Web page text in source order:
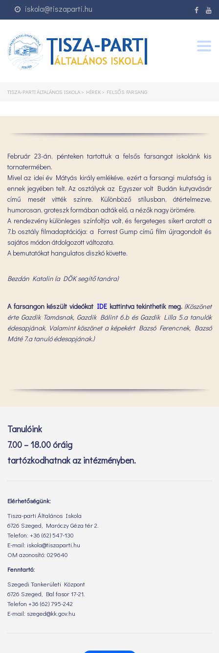
iskola@tiszaparti.hu
TISZA-PARTI ÁLTALÁNOS ISKOLA > HÍREK > FELSŐS FARSANG
Február 23-án, pénteken tartottuk a felsős farsangot iskolánk kis
tornatermében.
Mivel az idei év Mátyás király emlékéve, ezért a farsangi mulatság is
ennek jegyében telt. Az osztályok az Egyszer volt Budán kutyavásár
című mesét vitték színre. Különböző stílusban, átértelmezve,
humorosan, groteszk formában adták elő, a nézők nagy örömére.
A rendezvény különleges színfoltja volt, és fergeteges sikert aratott a
7.b osztály filmadaptációja: a Forrest Gump című film újragondolt és
sajátos módon átdolgozott változata.
A bemutatókat hangulatos diszkó követte.
Bezdán Katalin (a DÖK segítő tanára)
A farsangon készült videókat IDE kattintva tekinthetik meg. (Köszönet
érte Gazdik Tamásnak, Gazdik Bálint 6.b és Gazdik Lilla 5.a tanulók
édesapjának. Valamint köszönet a képekért Bazsó Ferencnek, Bazsó
Máté 7.a tanuló édesapjának.)
Tanulóink
7.00 – 18.00 óráig
tartózkodhatnak az intézményben.
Elérhetőségünk:
Tisza-parti Általános Iskola
6726 Szeged, Maróczy Géza tér 2.
Telefon: +36 (62) 547-130
E-mail: iskola@tiszaparti.hu
OM azonosító: 029640
Fenntartó:
Szegedi Tankerületi Központ
6726 Szeged, Bal fasor 17-21.
Telefon +36 (62) 795-242
E-mail: szeged@kk.gov.hu